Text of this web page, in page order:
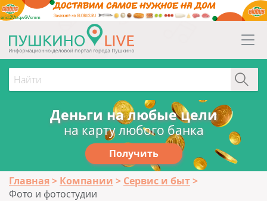
erid:2Vtzqw6Vsmm
Деньги на любые цели
на карту любого банка
Получить
Главная Компании
Сервис и быт
Фото и фотостудии